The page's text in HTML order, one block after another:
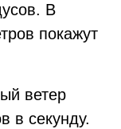
В
покажут
ветер
в секунду.